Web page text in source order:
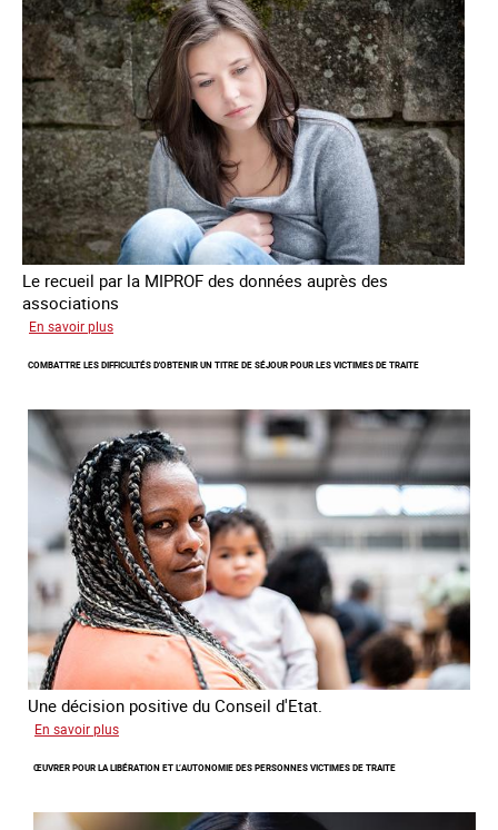
à
des
fins
de
criminalité
forcée
en
Europe
Le recueil par la MIPROF des données auprès des
associations
En savoir plus
de
2026
sur
les
victimes
de
traite
COMBATTRE LES DIFFICULTÉS D'OBTENIR UN TITRE DE SÉJOUR POUR LES VICTIMES DE TRAITE
Une décision positive du Conseil d'Etat.
En savoir plus
les
d'obtenir
ŒUVRER POUR LA LIBÉRATION ET L’AUTONOMIE DES PERSONNES VICTIMES DE TRAITE